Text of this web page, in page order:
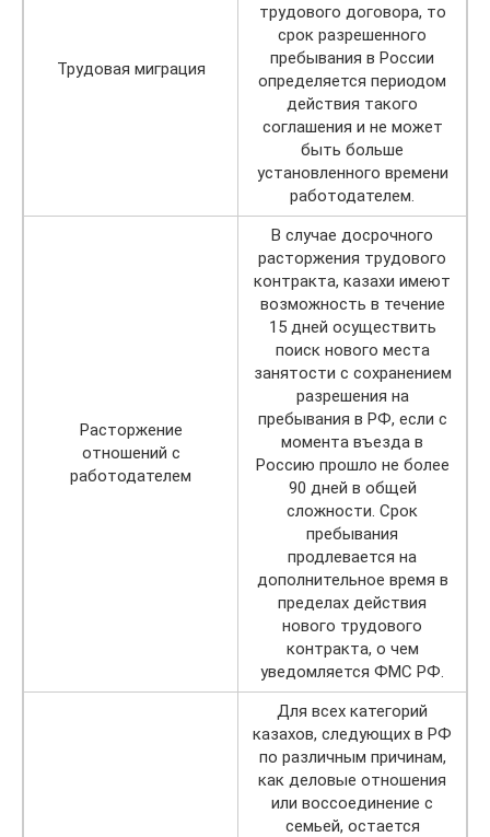
Трудовая миграция
трудового договора, то
срок разрешенного
пребывания в России
определяется периодом
действия такого
соглашения и не может
быть больше
установленного времени
работодателем.
Расторжение
отношений с
работодателем
В случае досрочного
расторжения трудового
контракта, казахи имеют
возможность в течение
15 дней осуществить
поиск нового места
занятости с сохранением
разрешения на
пребывания в РФ, если с
момента въезда в
Россию прошло не более
90 дней в общей
сложности. Срок
пребывания
продлевается на
дополнительное время в
пределах действия
нового трудового
контракта, о чем
уведомляется ФМС РФ.
Для всех категорий
казахов, следующих в РФ
по различным причинам,
как деловые отношения
или воссоединение с
семьей, остается